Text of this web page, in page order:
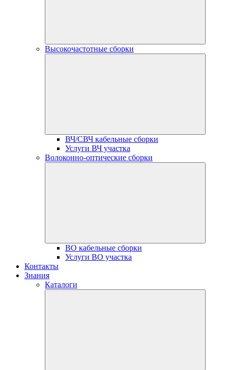
Высокочастотные сборки
ВЧ/СВЧ кабельные сборки
Услуги ВЧ участка
Волоконно-оптические сборки
ВО кабельные сборки
Услуги ВО участка
Контакты
Знания
Каталоги